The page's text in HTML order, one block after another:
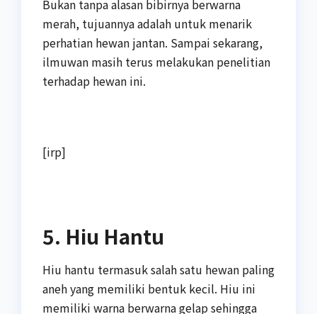
Bukan tanpa alasan bibirnya berwarna
merah, tujuannya adalah untuk menarik
perhatian hewan jantan. Sampai sekarang,
ilmuwan masih terus melakukan penelitian
terhadap hewan ini.
[irp]
5. Hiu Hantu
Hiu hantu termasuk salah satu hewan paling
aneh yang memiliki bentuk kecil. Hiu ini
memiliki warna berwarna gelap sehingga